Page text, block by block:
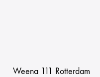
Weena 111 Rotterdam